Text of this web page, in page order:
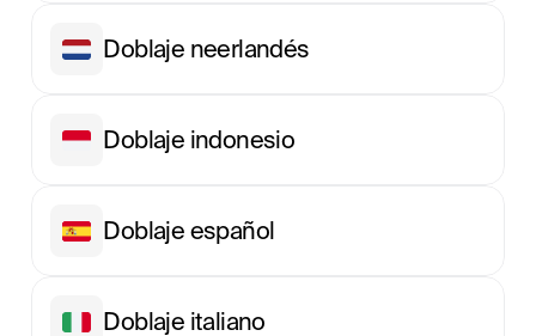
Doblaje neerlandés
Doblaje indonesio
Doblaje español
Doblaje italiano